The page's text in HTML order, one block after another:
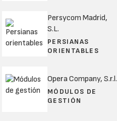
Persycom Madrid,
S.L.
PERSIANAS
ORIENTABLES
Opera Company, S.r.l.
MÓDULOS DE
GESTIÓN